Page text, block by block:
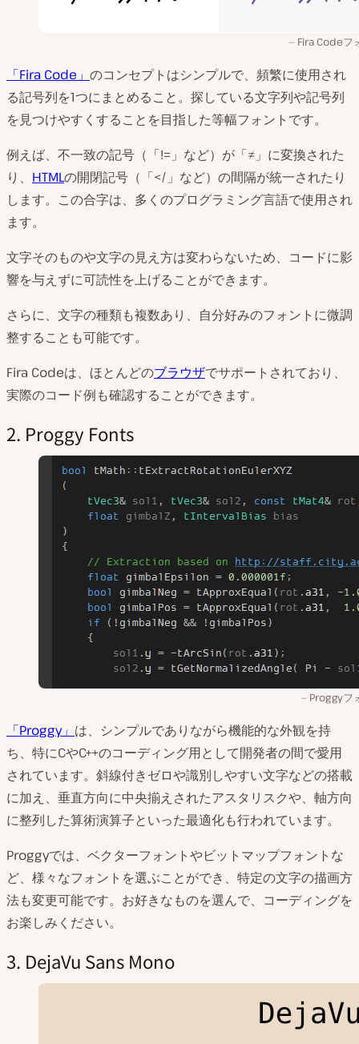
Fira Codeフ
「Fira Code」 のコンセプトはシンプルで、頻繁に使用され
る記号列を1つにまとめること。探している文字列や記号列
を見つけやすくすることを目指した等幅フォントです。
例えば、不一致の記号（「!=」など）が「​​≠」に変換された
り、 HTMLの開閉記号（「</」など）の間隔が統一されたり
します。この合字は、多くのプログラミング言語で使用され
ます。
文字そのものや文字の見え方は変わらないため、コードに影
響を与えずに可読性を上げることができます。
さらに、文字の種類も複数あり、自分好みのフォントに微調
整することも可能です。
Fira Codeは、ほとんどのブラウザでサポートされており、
実際のコード例も確認することができます。
2. Proggy Fonts
Proggyフ
「Proggy」 は、シンプルでありながら機能的な外観を持
ち、特にCやC++のコーディング用として開発者の間で愛用
されています。斜線付きゼロや識別しやすい文字などの搭載
に加え、垂直方向に中央揃えされたアスタリスクや、軸方向
に整列した算術演算子といった最適化も行われています。
Proggyでは、ベクターフォントやビットマップフォントな
ど、様々なフォントを選ぶことができ、特定の文字の描画方
法も変更可能です。お好きなものを選んで、コーディングを
お楽しみください。
3. DejaVu Sans Mono